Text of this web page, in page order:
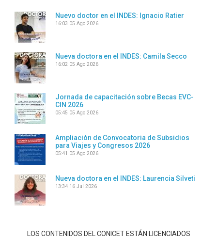
Nuevo doctor en el INDES: Ignacio Ratier
16:03 05 Ago 2026
Nueva doctora en el INDES: Camila Secco
16:02 05 Ago 2026
Jornada de capacitación sobre Becas EVC-
CIN 2026
05:45 05 Ago 2026
Ampliación de Convocatoria de Subsidios
para Viajes y Congresos 2026
05:41 05 Ago 2026
Nueva doctora en el INDES: Laurencia Silveti
13:34 16 Jul 2026
LOS CONTENIDOS DEL CONICET ESTÁN LICENCIADOS